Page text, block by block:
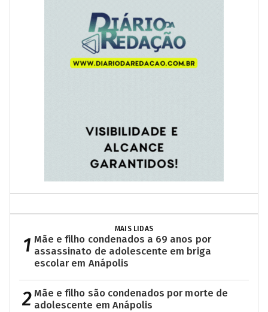
MAIS LIDAS
1 Mãe e filho condenados a 69 anos por
assassinato de adolescente em briga
escolar em Anápolis
2 Mãe e filho são condenados por morte de
adolescente em Anápolis